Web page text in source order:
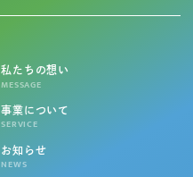
私たちの想い
MESSAGE
事業について
SERVICE
お知らせ
NEWS